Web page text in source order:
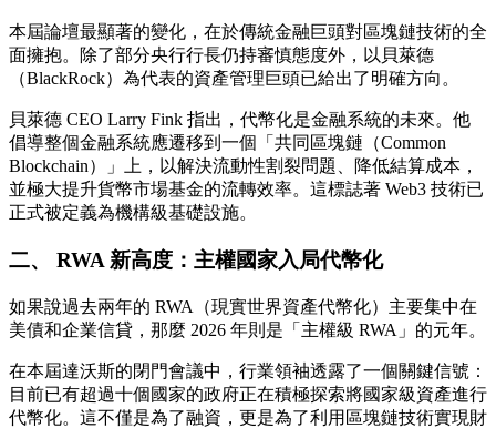
本屆論壇最顯著的變化，在於傳統金融巨頭對區塊鏈技術的全
面擁抱。除了部分央行行長仍持審慎態度外，以貝萊德
（BlackRock）為代表的資產管理巨頭已給出了明確方向。
貝萊德 CEO Larry Fink 指出，代幣化是金融系統的未來。他
倡導整個金融系統應遷移到一個「共同區塊鏈（Common
Blockchain）」上，以解決流動性割裂問題、降低結算成本，
並極大提升貨幣市場基金的流轉效率。這標誌著 Web3 技術已
正式被定義為機構級基礎設施。
二、 RWA 新高度：主權國家入局代幣化
如果說過去兩年的 RWA（現實世界資產代幣化）主要集中在
美債和企業信貸，那麼 2026 年則是「主權級 RWA」的元年。
在本屆達沃斯的閉門會議中，行業領袖透露了一個關鍵信號：
目前已有超過十個國家的政府正在積極探索將國家級資產進行
代幣化。這不僅是為了融資，更是為了利用區塊鏈技術實現財